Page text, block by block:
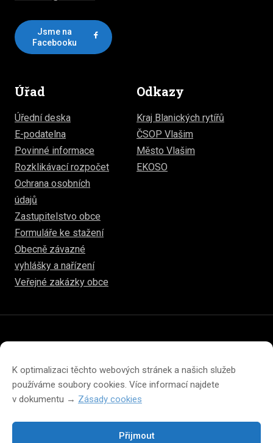
K optimalizaci těchto webových stránek a našich služeb
používáme soubory cookies. Více informací najdete
v dokumentu → Zásady cookies
Přijmout
Jsme na
Facebooku
Úřad
Úřední deska
E-podatelna
Povinné informace
Rozklikávací rozpočet
Ochrana osobních
údajů
Zastupitelstvo obce
Formuláře ke stažení
Obecně závazné
vyhlášky a nařízení
Veřejné zakázky obce
Odkazy
Kraj Blanických rytířů
ČSOP Vlašim
Město Vlašim
EKOSO
Prohlášení o přístupnosti
Prohlášení o ochraně soukromí
Zásady cookies (EU)